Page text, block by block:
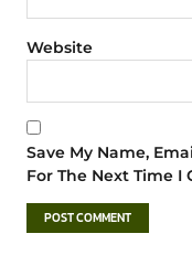
Website
Save My Name,
For The Next Time I